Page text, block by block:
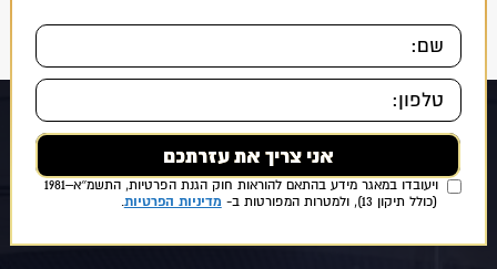
אני מאשר/ת כי ידוע לי ומוסכם עלי כי הפרטים שמסרתי ייאספו, יוחזקו
ויעובדו במאגר מידע בהתאם להוראות חוק הגנת הפרטיות, התשמ״א–1981
(כולל תיקון 13), ולמטרות המפורטות ב-
מדיניות הפרטיות.